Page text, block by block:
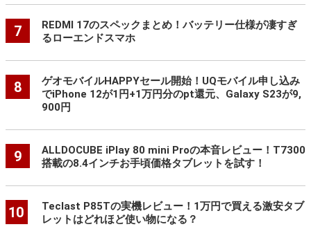
7
REDMI 17のスペックまとめ！バッテリー仕様が凄すぎ
るローエンドスマホ
8
ゲオモバイルHAPPYセール開始！UQモバイル申し込み
でiPhone 12が1円+1万円分のpt還元、Galaxy S23が9,
900円
9
ALLDOCUBE iPlay 80 mini Proの本音レビュー！T7300
搭載の8.4インチお手頃価格タブレットを試す！
10
Teclast P85Tの実機レビュー！1万円で買える激安タブ
レットはどれほど使い物になる？